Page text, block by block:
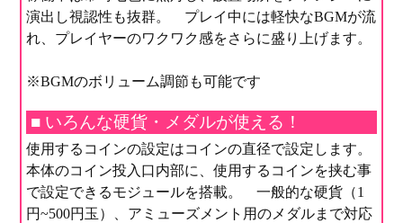
演出し視認性も抜群。 プレイ中には軽快なBGMが流
れ、プレイヤーのワクワク感をさらに盛り上げます。
※BGMのボリューム調節も可能です
■ いろんな硬貨・メダルが使える！
使用するコインの設定はコインの直径で設定します。
本体のコイン投入口内部に、使用するコインを挟む事
で設定できるモジュールを搭載。 一般的な硬貨（1
円~500円玉）、アミューズメント用のメダルまで対応